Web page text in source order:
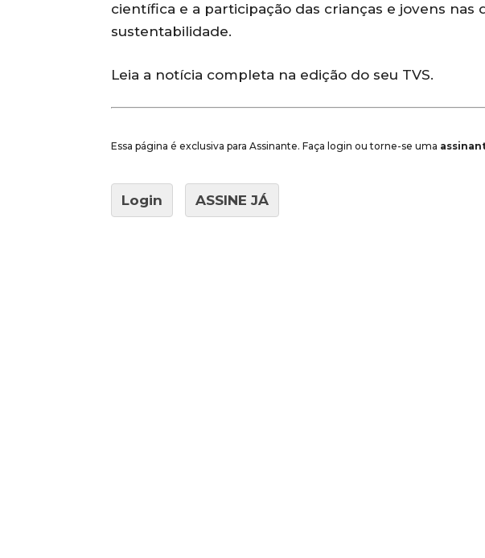
científica e a participação das crianças e jovens nas
sustentabilidade.
Leia a notícia completa na edição do seu TVS.
Essa página é exclusiva para Assinante. Faça login ou torne-se uma
Login ASSINE JÁ